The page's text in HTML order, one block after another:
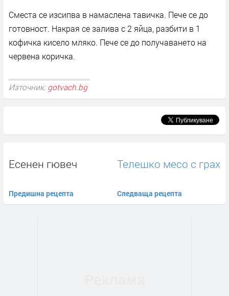
Сместа се изсипва в намаслена тавичка. Пече се до
готовност. Накрая се залива с 2 яйца, разбити в 1
кофичка кисело мляко. Пече се до получаването на
червена коричка.
Източник: gotvach.bg
Есенен гювеч
Предишна рецепта
Телешко месо с грах
Следваща рецепта